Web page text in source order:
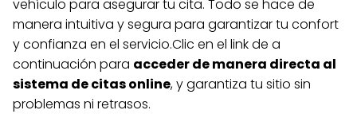
vehículo para asegurar tu cita. Todo se hace de
manera intuitiva y segura para garantizar tu confort
y confianza en el servicio.Clic en el link de a
continuación para acceder de manera directa al
sistema de citas online, y garantiza tu sitio sin
problemas ni retrasos.